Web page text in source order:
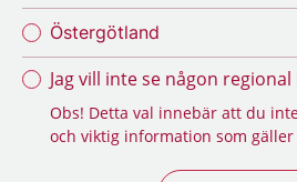
Östergötland
Jag vill inte se någon
Obs! Detta val innebär att du
och viktig information som